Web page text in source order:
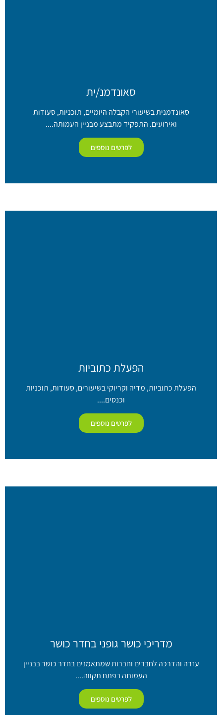
סאונדמנ/ית
סאונדמנית בשיעורי הקבלה היומיים, תוכניות, סעודות
ואירועים. התפקיד מתבצע מבניין העמותה....
לפרטים נוספים
הפעלת כתוביות
הפעלת כתוביות, מדיה וקריוקי בשיעורים, סעודות, תוכניות
וכנסים....
לפרטים נוספים
מדריכי כושר גופני בחדר כושר
עזרה והדרכה לחברים וחברות שמתאמנים בחדר כושר בבניין
העמותה בפתח תקווה....
לפרטים נוספים